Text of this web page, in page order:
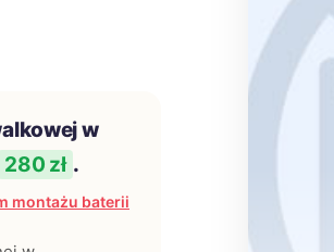
w
280 zł .
montażu baterii